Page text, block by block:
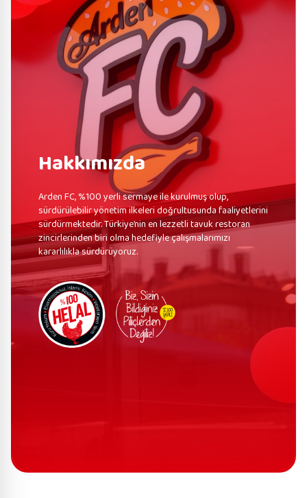
Hakkımızda
Arden FC, %100 yerli sermaye ile kurulmuş olup,
sürdürülebilir yönetim ilkeleri doğrultusunda faaliyetlerini
sürdürmektedir. Türkiye’nin en lezzetli tavuk restoran
zincirlerinden biri olma hedefiyle çalışmalarımızı
kararlılıkla sürdürüyoruz.